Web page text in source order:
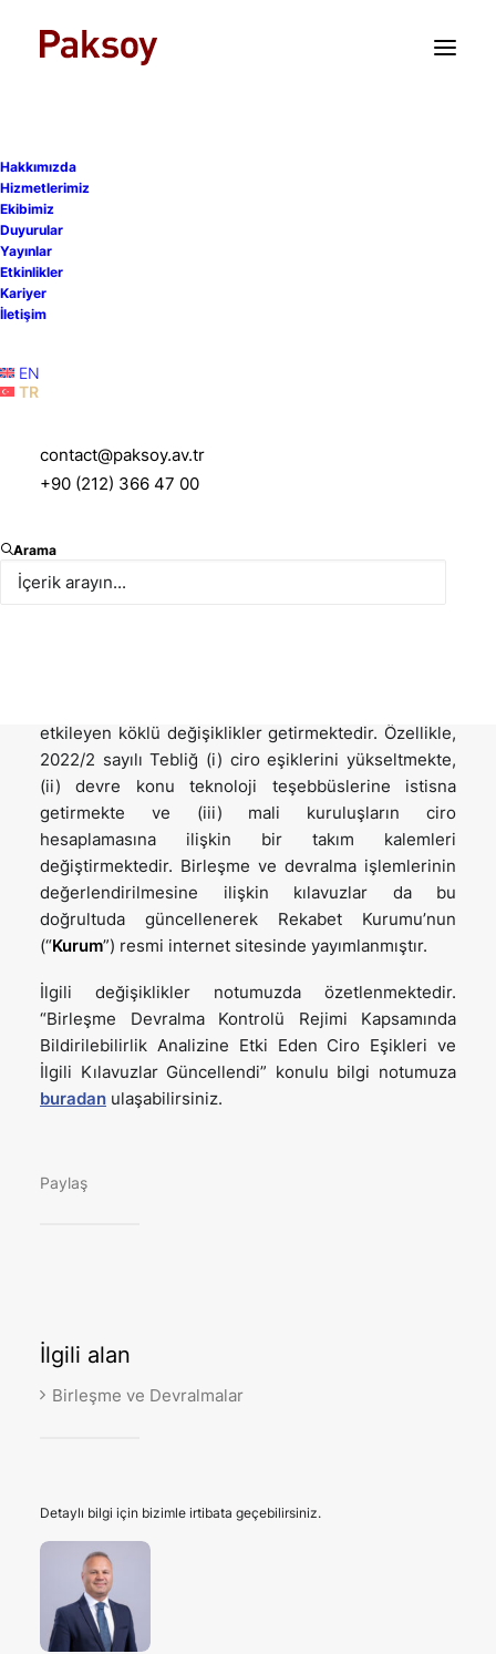
Hakkımızda
Hizmetlerimiz
Ekibimiz
Duyurular
Yayınlar
Etkinlikler
Kariyer
İletişim
EN
TR
contact@paksoy.av.tr
+90 (212) 366 47 00
Arama
Birleşme Devralma
Kontrolü Rejimi
Kapsamında Bildirilebilirlik
Analizine Etki Eden Ciro
Eşikleri ve İlgili Kılavuzlar
2022/2 Sayılı Rekabet Kurulundan İzin Alınması
Gereken Birleşme ve Devralmalar Hakkında Tebliğ’de
etkileyen köklü değişiklikler getirmektedir. Özellikle,
2022/2 sayılı Tebliğ (i) ciro eşiklerini yükseltmekte,
(ii) devre konu teknoloji teşebbüslerine istisna
getirmekte ve (iii) mali kuruluşların ciro
hesaplamasına ilişkin bir takım kalemleri
değiştirmektedir. Birleşme ve devralma işlemlerinin
değerlendirilmesine ilişkin kılavuzlar da bu
doğrultuda güncellenerek Rekabet Kurumu’nun
(“Kurum”) resmi internet sitesinde yayımlanmıştır.
İlgili değişiklikler notumuzda özetlenmektedir.
“Birleşme Devralma Kontrolü Rejimi Kapsamında
Bildirilebilirlik Analizine Etki Eden Ciro Eşikleri ve
İlgili Kılavuzlar Güncellendi” konulu bilgi notumuza
buradan ulaşabilirsiniz.
Paylaş
İlgili alan
Birleşme ve Devralmalar
Detaylı bilgi için bizimle irtibata geçebilirsiniz.